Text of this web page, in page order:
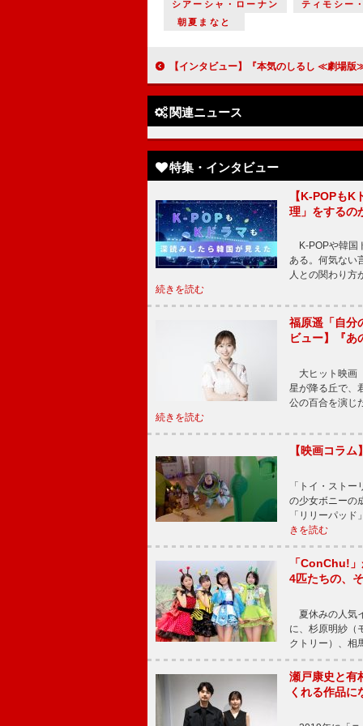
シアーシャ・ローナン
ティモシー
朝夏まなと
【インタビュー】『本気のしるし ≪劇場版≫』深田晃司監督 カンヌ絶賛の最新作に込めた思い「原作漫画は、女
関連ニュース
特集・インタビュー
【K-POPも
理」をするの
K-POPや韓国
ある。何気ない
人との関わり方
続きを読む
福原遥「自分
ビュー】『あ
大ヒット映画
星が降る丘で、
公の百合を演じ
続きを読む
【映画コラ
「トイ・スト
の少女ボニーの
「リリーパッ
きを読む
「ConChu!
4匹たちの、
夏休みの人気
に、杉原明紗（
クトリー）、相
瀬戸康史と有
くれる作品